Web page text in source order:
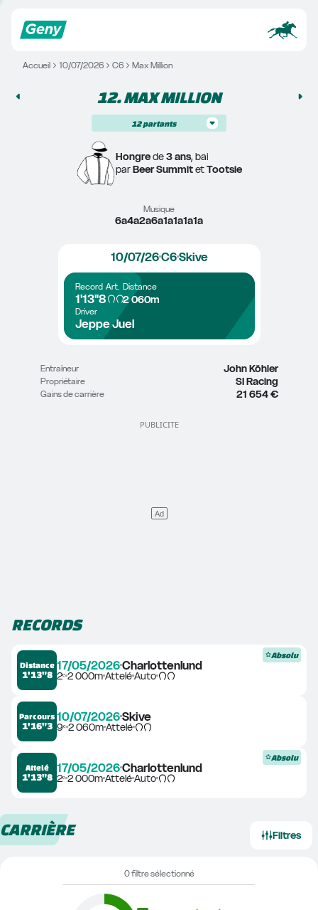
Accueil 10/07/2026 C6 Max Million
12. MAX MILLION
12 partants
Hongre de 3 ans, bai
par Beer Summit et Tootsie
Musique
6a4a2a6a1a1a1a1a
10/07/26C6Skive
Record
1'13"8
Art. Distance
2 060m
Driver
Jeppe Juel
Entraîneur John Köhler
Propriétaire SI Racing
Gains de carrière 21 654 €
RECORDS
Distance
1'13"8
17/05/2026Charlottenlund
2ᵉ2 000mAtteléAuto
Absolu
Parcours
1'16"3
10/07/2026Skive
9ᵉ2 060mAttelé
Attelé
1'13"8
17/05/2026Charlottenlund
2ᵉ2 000mAtteléAuto
Absolu
CARRIÈRE Filtres
0 filtre sélectionné